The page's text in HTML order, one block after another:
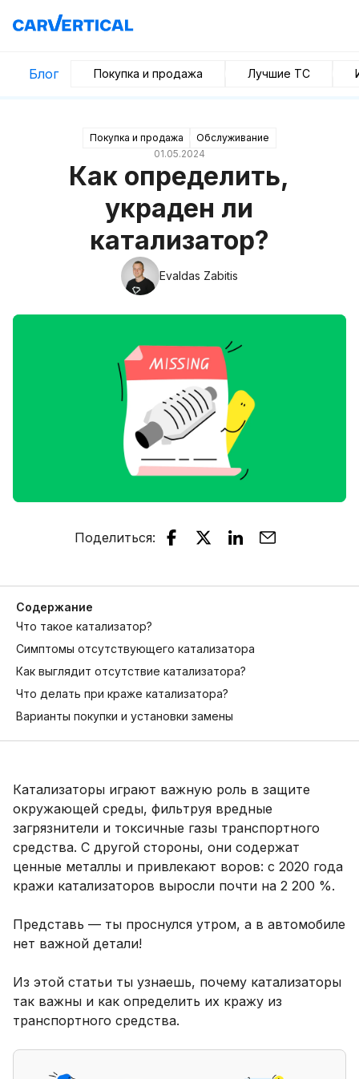
Блог Покупка и продажа Лучшие ТС
Покупка и продажа
Обслуживание
01.05.2024
Как определить,
украден ли
катализатор?
Evaldas Zabitis
Поделиться:
Содержание
Что такое катализатор?
Симптомы отсутствующего катализатора
Как выглядит отсутствие катализатора?
Что делать при краже катализатора?
Варианты покупки и установки замены
Катализаторы играют важную роль в защите
окружающей среды, фильтруя вредные
загрязнители и токсичные газы транспортного
средства. С другой стороны, они содержат
ценные металлы и привлекают воров: с 2020 года
кражи катализаторов выросли почти на 2 200 %.
Представь — ты проснулся утром, а в автомобиле
нет важной детали!
Из этой статьи ты узнаешь, почему катализаторы
так важны и как определить их кражу из
транспортного средства.